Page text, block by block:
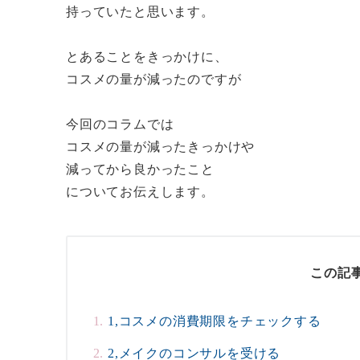
持っていたと思います。
とあることをきっかけに、
コスメの量が減ったのですが
今回のコラムでは
コスメの量が減ったきっかけや
減ってから良かったこと
についてお伝えします。
この記
1,コスメの消費期限をチェックする
2,メイクのコンサルを受ける